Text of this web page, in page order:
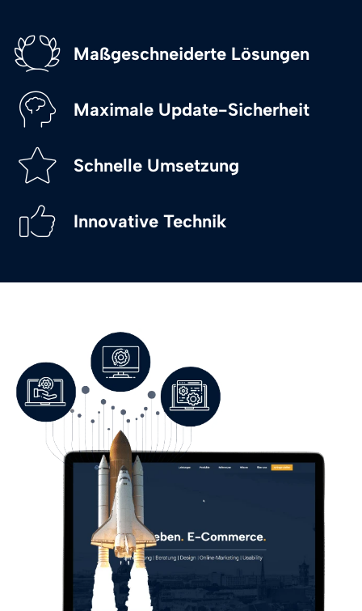
Maßgeschneiderte Lösungen
Maximale Update-Sicherheit
Schnelle Umsetzung
Innovative Technik